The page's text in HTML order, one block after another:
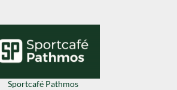
Sportcafé Pathmos